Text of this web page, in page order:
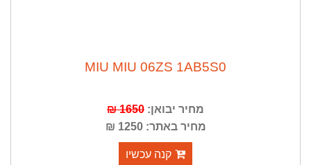
MIU MIU 06ZS 1AB5S0
מחיר יבואן: 1650 ₪
מחיר באתר: 1250 ₪
קנה עכשיו